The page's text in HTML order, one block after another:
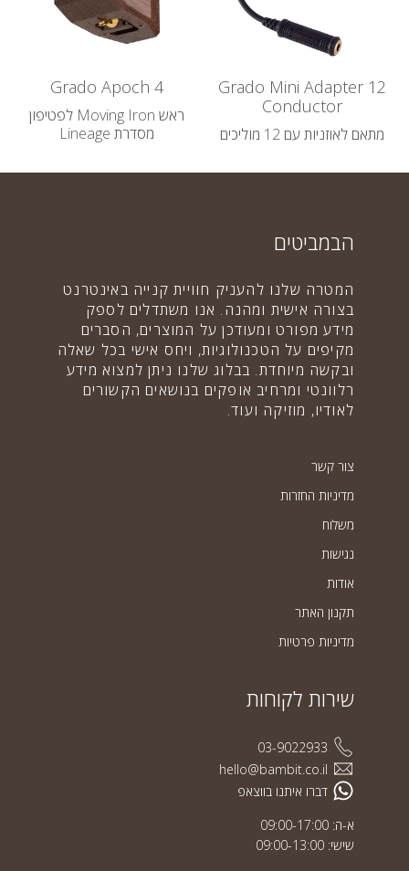
Grado Mini Adapter 12
Conductor
מתאם לאוזניות עם 12 מוליכים
Grado Apoch 4
ראש Moving Iron לפטיפון
מסדרת Lineage
הבמביטים
המטרה שלנו להעניק חוויית קנייה באינטרנט
בצורה אישית ומהנה. אנו משתדלים לספק
מידע מפורט ומעודכן על המוצרים, הסברים
מקיפים על הטכנולוגיות, ויחס אישי בכל שאלה
ובקשה מיוחדת. בבלוג שלנו ניתן למצוא מידע
רלוונטי ומרחיב אופקים בנושאים הקשורים
לאודיו, מוזיקה ועוד.
צור קשר
מדיניות החזרות
משלוח
נגישות
אודות
תקנון האתר
מדיניות פרטיות
שירות לקוחות
03-9022933
hello@bambit.co.il
דברו איתנו בווצאפ
א-ה: 09:00-17:00
שישי: 09:00-13:00